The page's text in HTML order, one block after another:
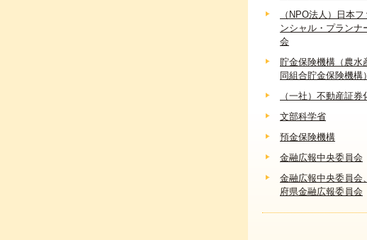
（NPO法人）日本
ンシャル・プランナ
会
貯金保険機構（農水
同組合貯金保険機構）
（一社）不動産証券
文部科学省
預金保険機構
金融広報中央委員会
金融広報中央委員会
府県金融広報委員会